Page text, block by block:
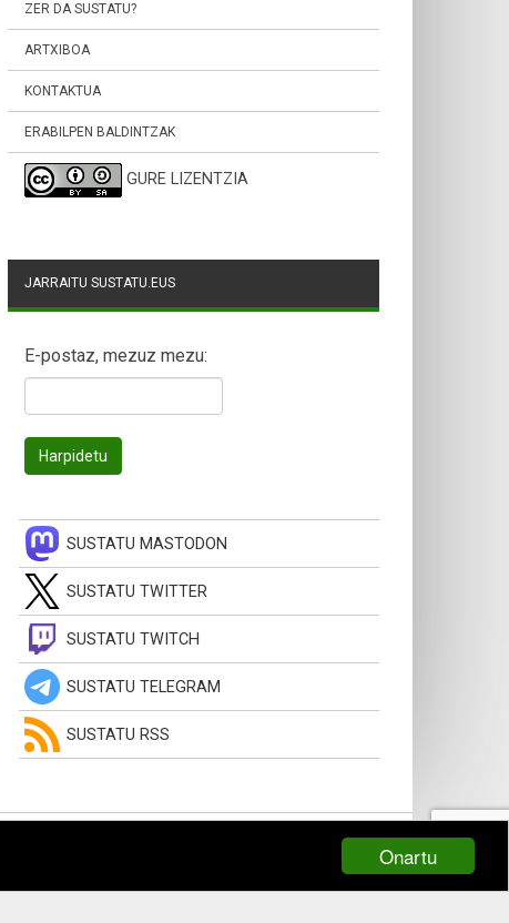
Onartu
ZER DA SUSTATU?
ARTXIBOA
KONTAKTUA
ERABILPEN BALDINTZAK
GURE LIZENTZIA
JARRAITU SUSTATU.EUS
E-postaz, mezuz mezu:
SUSTATU MASTODON
SUSTATU TWITTER
SUSTATU TWITCH
SUSTATU TELEGRAM
SUSTATU RSS